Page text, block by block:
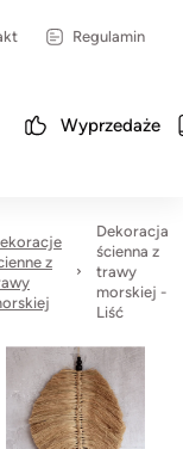
Regulamin
Wyprzedaże
z
Dekoracja
ścienna z
trawy
morskiej -
Liść